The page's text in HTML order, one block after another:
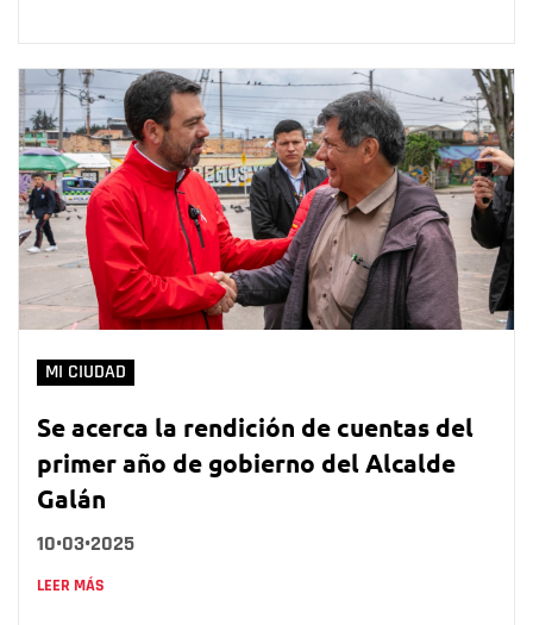
MI CIUDAD
Se acerca la rendición de cuentas del
primer año de gobierno del Alcalde
Galán
10•03•2025
LEER MÁS